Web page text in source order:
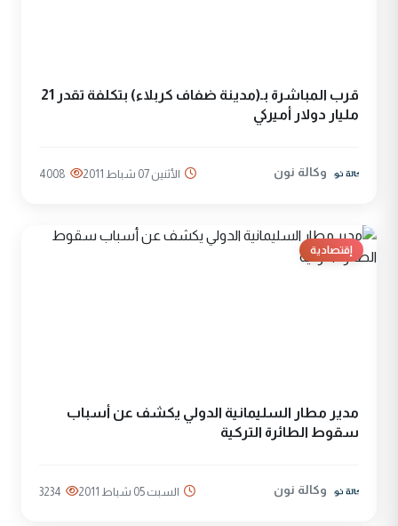
قرب المباشرة بـ(مدينة ضفاف كربلاء) بتكلفة تقدر 21
مليار دولار أميركي
وكالة نون الأثنين 07 شباط 2011 4008
إقتصادية
مدير مطار السليمانية الدولي يكشف عن أسباب
سقوط الطائرة التركية
وكالة نون السبت 05 شباط 2011 3234